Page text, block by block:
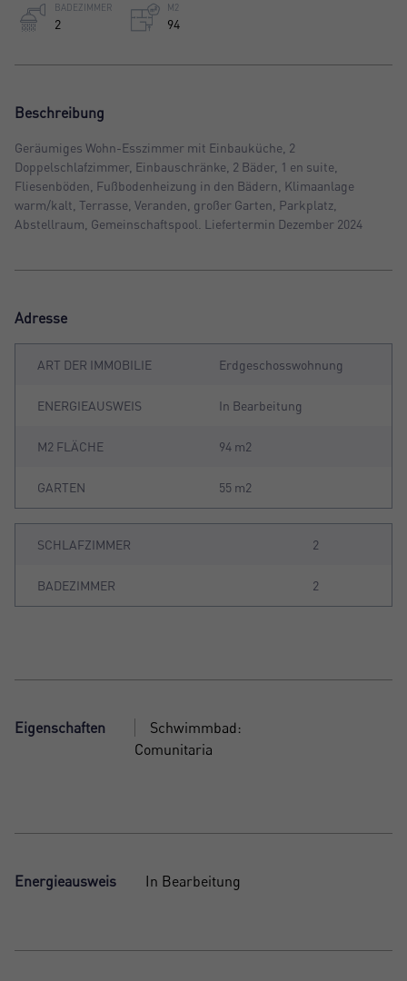
BADEZIMMER
2
M2
94
Beschreibung
Geräumiges Wohn-Esszimmer mit Einbauküche, 2
Doppelschlafzimmer, Einbauschränke, 2 Bäder, 1 en suite,
Fliesenböden, Fußbodenheizung in den Bädern, Klimaanlage
warm/kalt, Terrasse, Veranden, großer Garten, Parkplatz,
Abstellraum, Gemeinschaftspool. Liefertermin Dezember 2024
Adresse
ART DER IMMOBILIE Erdgeschosswohnung
ENERGIEAUSWEIS In Bearbeitung
M2 FLÄCHE 94 m2
GARTEN 55 m2
SCHLAFZIMMER 2
BADEZIMMER 2
Eigenschaften
Schwimmbad:
Comunitaria
Energieausweis In Bearbeitung